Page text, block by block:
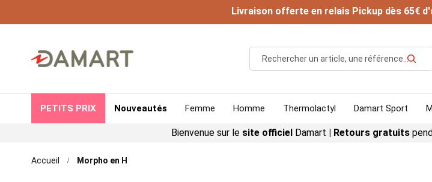
Livraison offerte en relais Pickup dès 65€
PETITS PRIX Nouveautés Femme Homme Thermolactyl Damart Sport
Bienvenue sur le site officiel Damart | Retours gratuits
Accueil Morpho en H